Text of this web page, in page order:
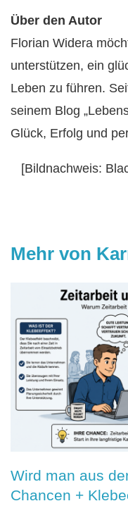
Über den Autor
Florian Widera
unterstützen, ein
Leben zu führen.
seinem Blog
Glück, Erfolg und
[Bildnachweis:
Mehr von
Wird man aus
Chancen +